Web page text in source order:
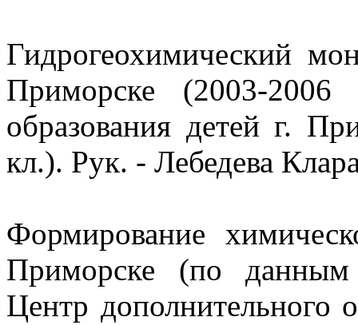
Гидрогеохимический
Приморске (2003-2006
образования детей г.
кл.). Рук. - Лебедева
Формирование
Приморске (по данным
Центр дополнительного